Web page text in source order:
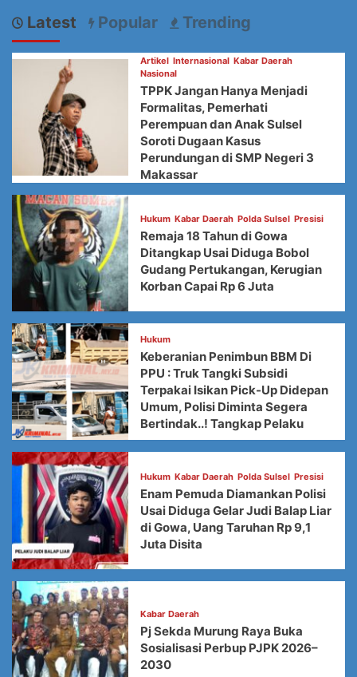
Latest Popular Trending
Artikel Internasional Kabar Daerah
Nasional
TPPK Jangan Hanya Menjadi
Formalitas, Pemerhati
Perempuan dan Anak Sulsel
Soroti Dugaan Kasus
Perundungan di SMP Negeri 3
Makassar
Hukum Kabar Daerah Polda Sulsel Presisi
Remaja 18 Tahun di Gowa
Ditangkap Usai Diduga Bobol
Gudang Pertukangan, Kerugian
Korban Capai Rp 6 Juta
Hukum
Keberanian Penimbun BBM Di
PPU : Truk Tangki Subsidi
Terpakai Isikan Pick-Up Didepan
Umum, Polisi Diminta Segera
Bertindak..! Tangkap Pelaku
Hukum Kabar Daerah Polda Sulsel Presisi
Enam Pemuda Diamankan Polisi
Usai Diduga Gelar Judi Balap Liar
di Gowa, Uang Taruhan Rp 9,1
Juta Disita
Kabar Daerah
Pj Sekda Murung Raya Buka
Sosialisasi Perbup PJPK 2026–
2030